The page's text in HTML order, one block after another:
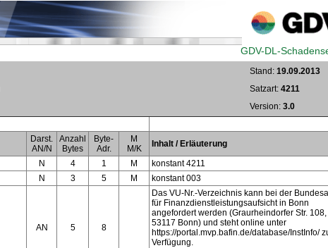
GDV-DL-
Stand: 19.09.2013
Satzart: 4211
Version: 3.0
Darst.
AN/N
Anzahl
Bytes
Byte-
Adr.
M
M/K
Inhalt / Erläuterung
N 4 1 M
konstant 4211
N 3 5 M konstant 003
AN 5 8
Das VU-Nr.-Verzeichnis kann bei der
für Finanzdienstleistungsaufsicht in Bonn
angefordert werden (Graurheindorfer Str. 108,
53117 Bonn) und steht online unter
https://portal.mvp.bafin.de/database/InstInfo/
Verfügung.